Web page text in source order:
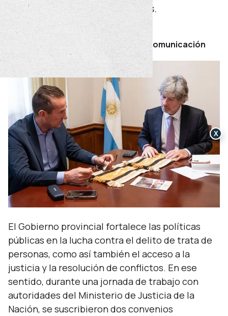
formación y acceso a derechos.
viernes 26 de junio de 2026
Por Secretaría de Prensa y Comunicación
El Gobierno provincial fortalece las políticas
públicas en la lucha contra el delito de trata de
personas, como así también el acceso a la
justicia y la resolución de conflictos. En ese
sentido, durante una jornada de trabajo con
autoridades del Ministerio de Justicia de la
Nación, se suscribieron dos convenios
X